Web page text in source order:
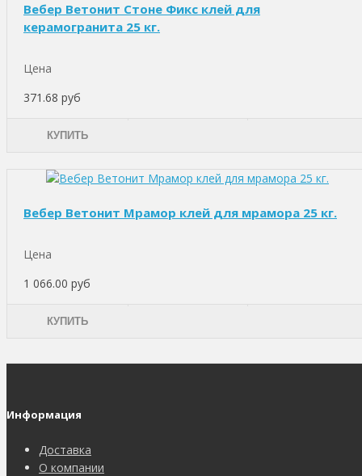
Вебер Ветонит Стоне Фикс клей для
керамогранита 25 кг.
Цена
371.68 руб
КУПИТЬ
Вебер Ветонит Мрамор клей для мрамора 25 кг.
Цена
1 066.00 руб
КУПИТЬ
Информация
Доставка
О компании